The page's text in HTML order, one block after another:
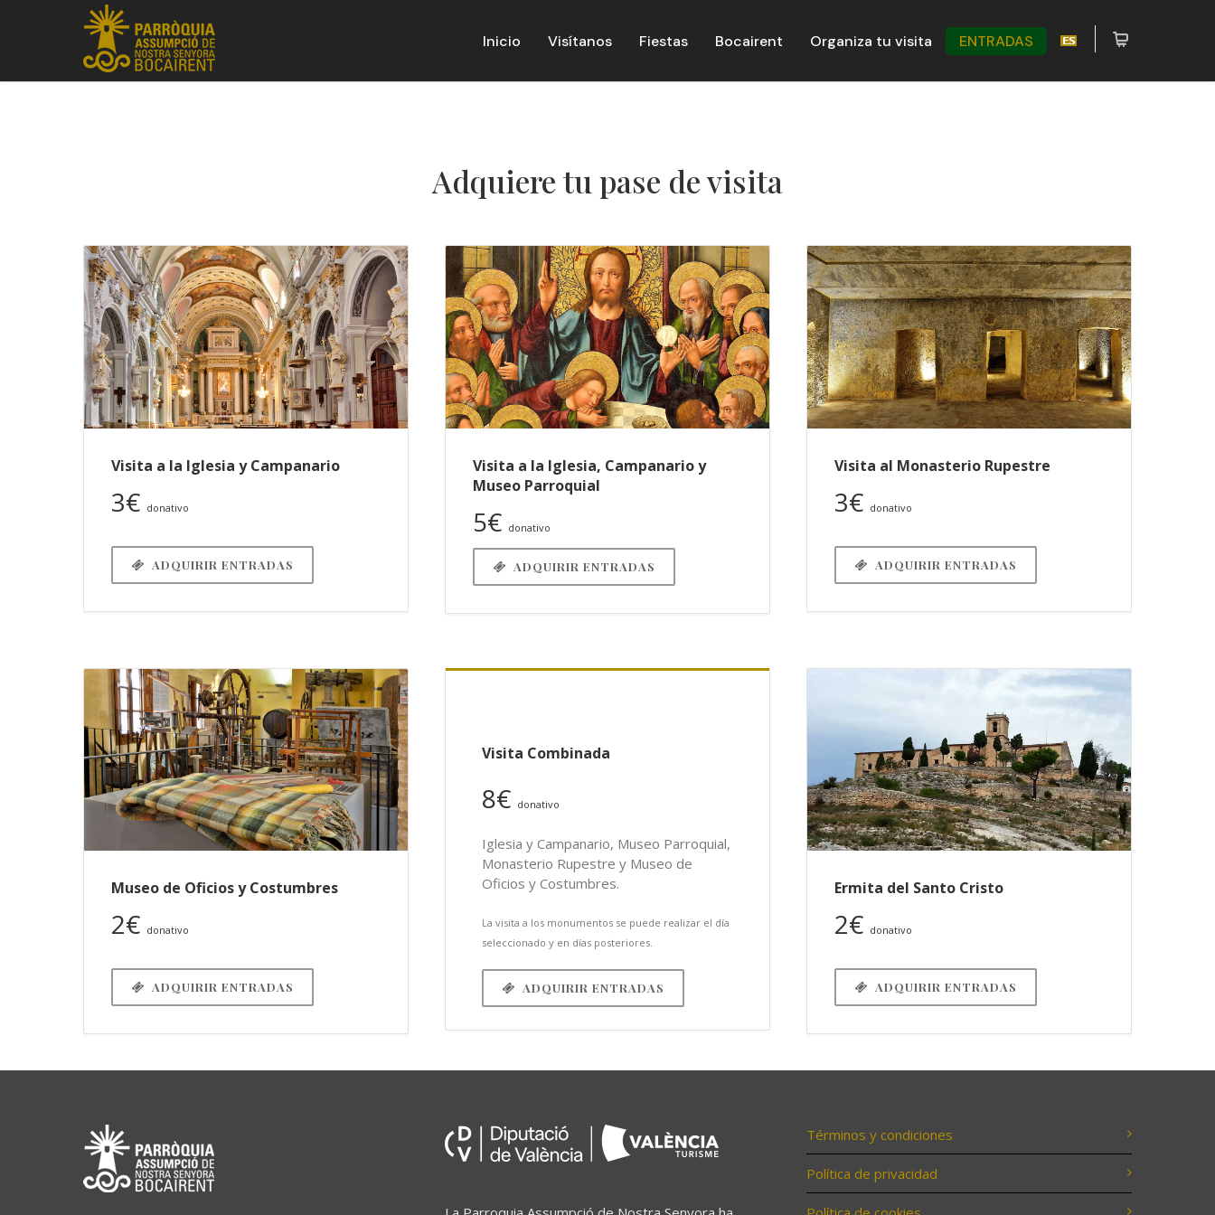
Inicio Visítanos Fiestas Bocairent Organiza tu visita ENTRADAS
Adquiere tu pase de visita
Visita a la Iglesia y Campanario
3€ donativo
ADQUIRIR ENTRADAS
Visita a la Iglesia, Campanario y
Museo Parroquial
5€ donativo
ADQUIRIR ENTRADAS
Visita al Monasterio Rupestre
3€ donativo
ADQUIRIR ENTRADAS
Museo de Oficios y Costumbres
2€ donativo
ADQUIRIR ENTRADAS
Visita Combinada
8€ donativo
Iglesia y Campanario, Museo Parroquial,
Monasterio Rupestre y Museo de
Oficios y Costumbres.
La visita a los monumentos se puede realizar el día
seleccionado y en días posteriores.
ADQUIRIR ENTRADAS
Ermita del Santo Cristo
2€ donativo
ADQUIRIR ENTRADAS
Términos y condiciones
Política de privacidad